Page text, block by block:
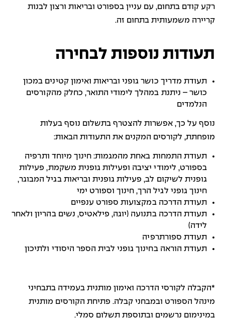
רקע קודם בתחום, עם עניין בספורט ובריאות ורצון לבנות
קריירה משמעותית בתחום זה.
תעודות נוספות לבחירה
תעודת מדריך כושר גופני ובריאות ואימון קטינים במכון
כושר – ניתנת במהלך לימודי התואר, כחלק מהקורסים
הנלמדים
נוסף על כך, אפשרות להצטרף בתשלום נוסף בעלות
מופחתת, לקורסים המקנים את התעודות הבאות:
תעודת התמחות באחת מהמגמות: חינוך מיוחד ותרפיה
בספורט, לימודי יציבה ופעילות גופנית משקמת, פעילות
גופנית לשיקום לב, פעילות גופנית ובריאות בגיל המבוגר,
חינוך גופני לגיל הרך, חינוך וספורט ימי
תעודת הדרכה במקצועות ספורט ענפיים
תעודת הדרכה בתנועה (יוגה, פילאטיס, נשים בהריון ולאחר
לידה)
תעודת ספורתרפיה
תעודת הוראה בחינוך גופני לבית הספר היסודי ולתיכון
*הקבלה לקורסי הדרכה ואימון מותנית בעמידה בתבחיני
מינהל הספורט ובמבחני קבלה. פתיחת הקורסים מותנית
במינימום נרשמים ובתוספת תשלום סמלי.